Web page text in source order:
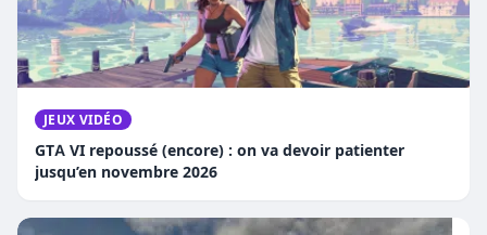
JEUX VIDÉO
GTA VI repoussé (encore) : on va devoir patienter
jusqu’en novembre 2026